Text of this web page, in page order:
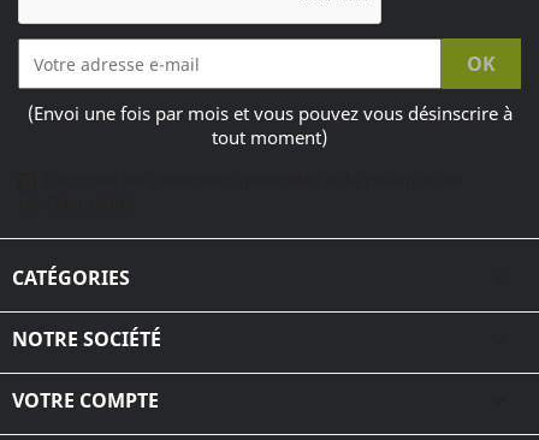
(Envoi une fois par mois et vous pouvez vous désinscrire à
tout moment)
CATÉGORIES
NOTRE SOCIÉTÉ
VOTRE COMPTE